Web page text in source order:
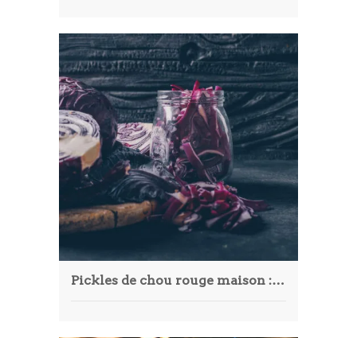
Pickles de chou rouge maison : la recette facile, colorée et pleine de peps